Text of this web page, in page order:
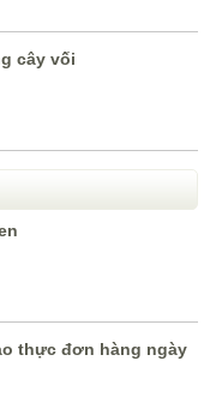
cây vối
thực đơn hàng ngày